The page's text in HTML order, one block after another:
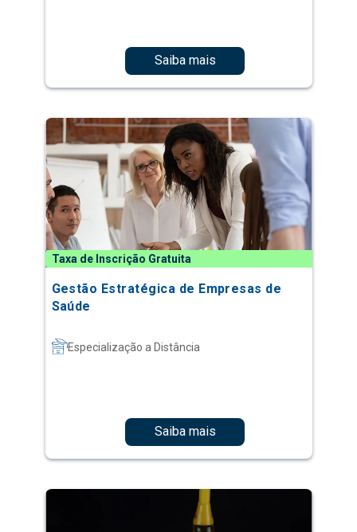
Saiba mais
Taxa de Inscrição Gratuita
Gestão Estratégica de Empresas de
Saúde
Especialização a Distância
Saiba mais